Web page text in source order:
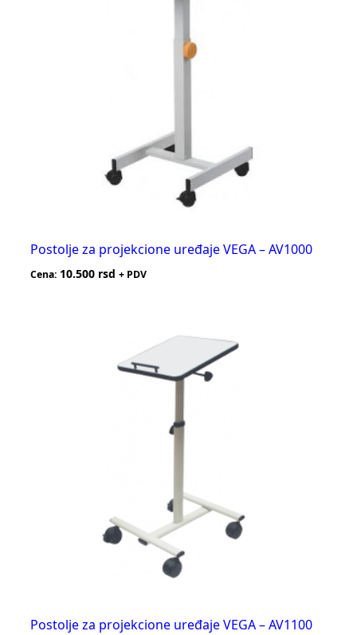
Postolje za projekcione uređaje VEGA – AV1000
Cena: 10.500 rsd + PDV
Postolje za projekcione uređaje VEGA – AV1100